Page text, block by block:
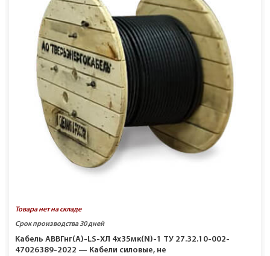
Товара нет на складе
Срок производства 30 дней
Кабель АВВГнг(A)-LS-ХЛ 4х35мк(N)-1 ТУ 27.32.10-002-
47026389-2022 — Кабели силовые, не